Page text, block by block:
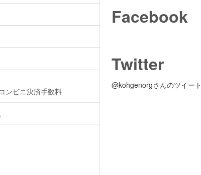
ンビニ決済手数料
Facebook
Twitter
@kohgenorgさんのツイート